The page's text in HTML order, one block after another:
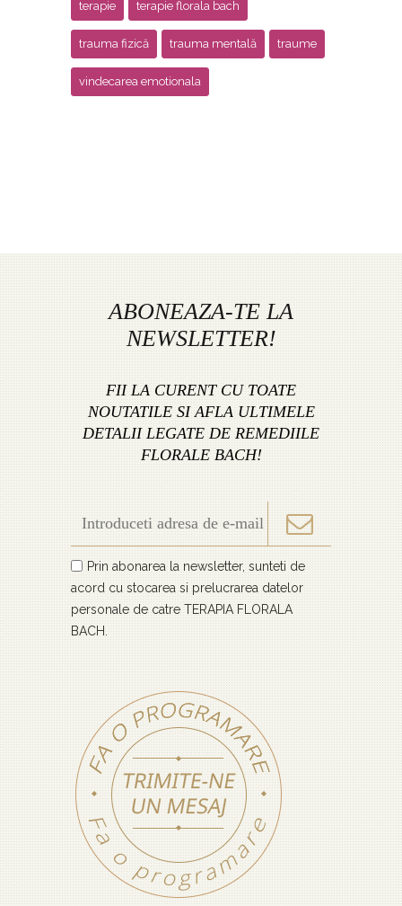
terapie terapie florala bach
trauma fizică trauma mentală traume
vindecarea emotionala
ABONEAZA-TE LA
NEWSLETTER!
FII LA CURENT CU TOATE
NOUTATILE SI AFLA ULTIMELE
DETALII LEGATE DE REMEDIILE
FLORALE BACH!
Prin abonarea la newsletter, sunteti de
acord cu stocarea si prelucrarea datelor
personale de catre TERAPIA FLORALA
BACH.